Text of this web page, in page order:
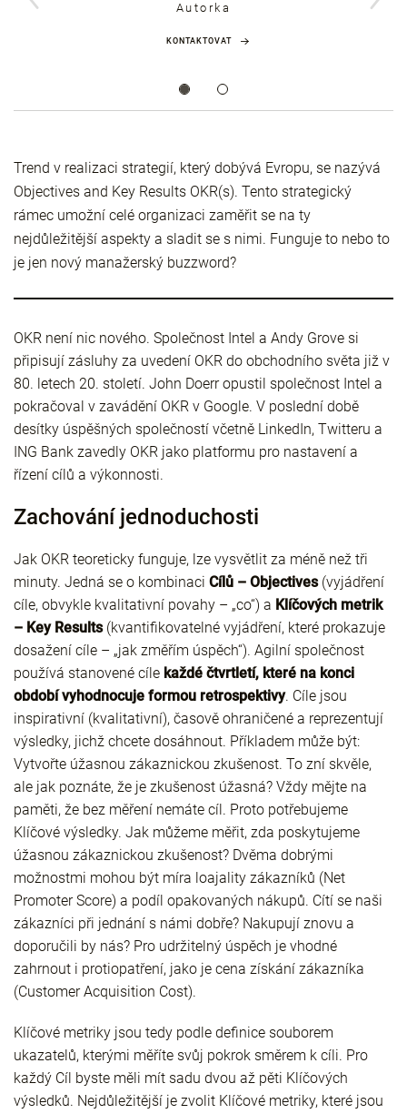
Autorka
KONTAKTOVAT
Trend v realizaci strategií, který dobývá Evropu, se nazývá
Objectives and Key Results OKR(s). Tento strategický
rámec umožní celé organizaci zaměřit se na ty
nejdůležitější aspekty a sladit se s nimi. Funguje to nebo to
je jen nový manažerský buzzword?
OKR není nic nového. Společnost Intel a Andy Grove si
připisují zásluhy za uvedení OKR do obchodního světa již v
80. letech 20. století. John Doerr opustil společnost Intel a
pokračoval v zavádění OKR v Google. V poslední době
desítky úspěšných společností včetně LinkedIn, Twitteru a
ING Bank zavedly OKR jako platformu pro nastavení a
řízení cílů a výkonnosti.
Zachování jednoduchosti
Jak OKR teoreticky funguje, lze vysvětlit za méně než tři
minuty. Jedná se o kombinaci Cílů – Objectives(vyjádření
cíle, obvykle kvalitativní povahy – „co“) a Klíčových metrik
– Key Results(kvantifikovatelné vyjádření, které prokazuje
dosažení cíle – „jak změřím úspěch“). Agilní společnost
používá stanovené cíle každé čtvrtletí, které na konci
období vyhodnocuje formou retrospektivy. Cíle jsou
inspirativní (kvalitativní), časově ohraničené a reprezentují
výsledky, jichž chcete dosáhnout. Příkladem může být:
Vytvořte úžasnou zákaznickou zkušenost. To zní skvěle,
ale jak poznáte, že je zkušenost úžasná? Vždy mějte na
paměti, že bez měření nemáte cíl. Proto potřebujeme
Klíčové výsledky. Jak můžeme měřit, zda poskytujeme
úžasnou zákaznickou zkušenost? Dvěma dobrými
možnostmi mohou být míra loajality zákazníků (Net
Promoter Score) a podíl opakovaných nákupů. Cítí se naši
zákazníci při jednání s námi dobře? Nakupují znovu a
doporučili by nás? Pro udržitelný úspěch je vhodné
zahrnout i protiopatření, jako je cena získání zákazníka
(Customer Acquisition Cost).
Klíčové metriky jsou tedy podle definice souborem
ukazatelů, kterými měříte svůj pokrok směrem k cíli. Pro
každý Cíl byste měli mít sadu dvou až pěti Klíčových
výsledků. Nejdůležitější je zvolit Klíčové metriky, které jsou